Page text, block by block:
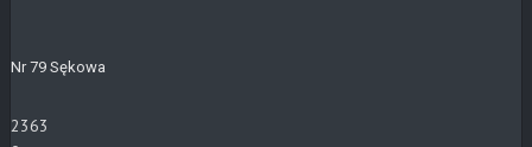
Nr 79 Sękowa
2363